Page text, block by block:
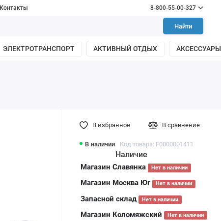
Контакты 8-800-55-00-327
Найти
ЭЛЕКТРОТРАНСПОРТ АКТИВНЫЙ ОТДЫХ АКСЕССУАРЫ
В наличии Код товара: F0000001411
Наличие
Магазин Славянка Нет в наличии
Магазин Москва Юг Нет в наличии
Запасной склад Нет в наличии
Магазин Коломяжский Нет в наличии
В избранное В сравнение